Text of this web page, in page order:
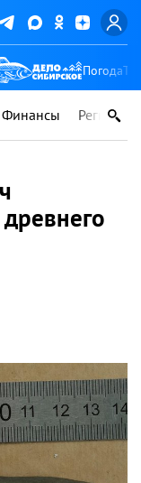
Погода
Финансы Регионы